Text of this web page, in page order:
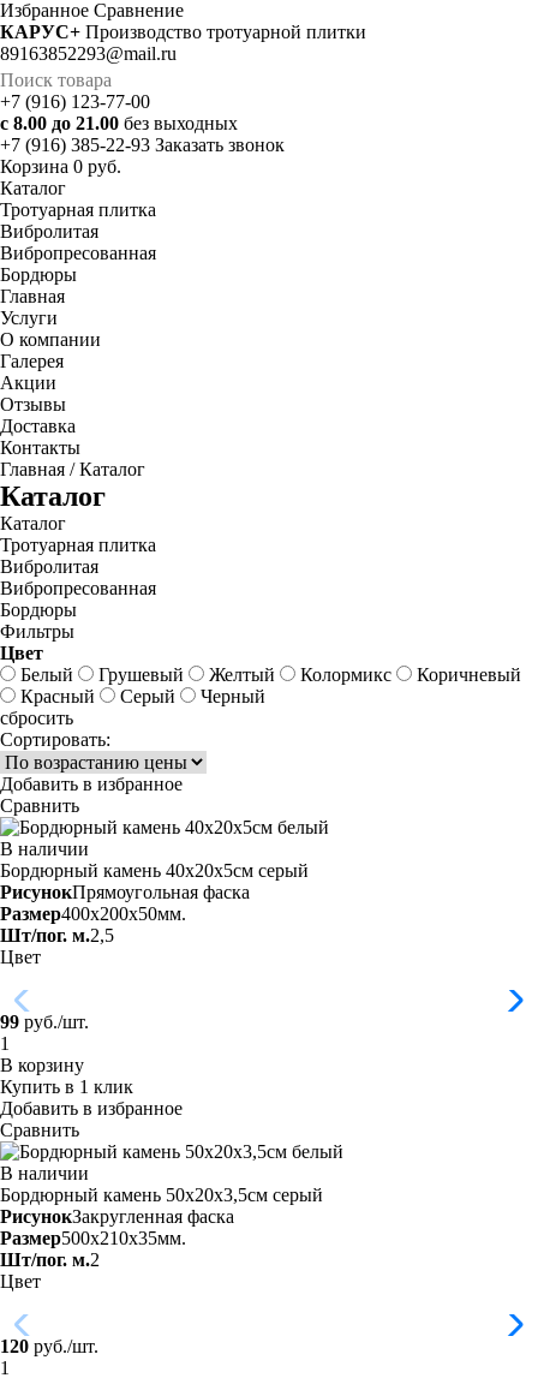
Избранное Cравнение
КАРУС+ Производство тротуарной плитки
89163852293@mail.ru
+7 (916) 123-77-00
с 8.00 до 21.00 без выходных
+7 (916) 385-22-93 Заказать звонок
Корзина 0 руб.
Каталог
Тротуарная плитка
Вибролитая
Вибропресованная
Бордюры
Главная
Услуги
О компании
Галерея
Акции
Отзывы
Доставка
Контакты
Главная / Каталог
Каталог
Каталог
Тротуарная плитка
Вибролитая
Вибропресованная
Бордюры
Фильтры
Цвет
Белый
Грушевый Желтый Колормикс
Коричневый
Красный
Серый
Черный
сбросить
Сортировать:
Добавить в избранное
Сравнить
В наличии
Бордюрный камень 40х20х5см серый
РисунокПрямоугольная фаска
Размер400x200x50мм.
Шт/пог. м.2,5
Цвет
99 руб./шт.
В корзину
Купить в 1 клик
Добавить в избранное
Сравнить
В наличии
Бордюрный камень 50х20х3,5см серый
РисунокЗакругленная фаска
Размер500x210x35мм.
Шт/пог. м.2
Цвет
120 руб./шт.